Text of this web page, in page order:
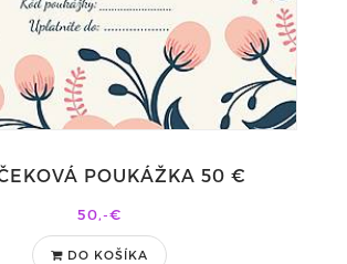
POUKÁŽKA 50 €
50,-€
DO KOŠÍKA